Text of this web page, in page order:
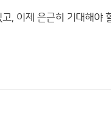
, 이제 은근히 기대해야